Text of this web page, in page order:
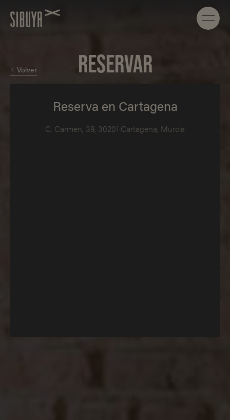
RESERVAR
Volver
Reserva en Cartagena
C. Carmen, 39, 30201 Cartagena, Murcia